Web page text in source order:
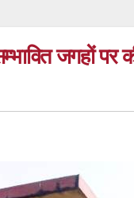
जगहों पर